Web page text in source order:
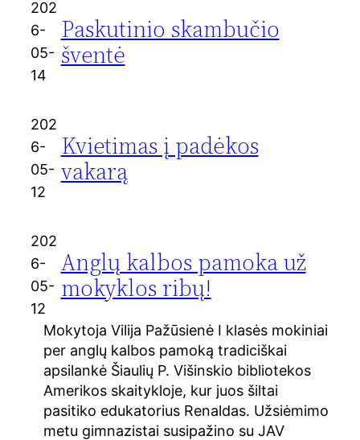
202
6-
05-
14
Paskutinio skambučio
šventė
202
6-
05-
12
Kvietimas į padėkos
vakarą
202
6-
05-
12
Anglų kalbos pamoka už
mokyklos ribų!
Mokytoja Vilija Pažūsienė I klasės mokiniai
per anglų kalbos pamoką tradiciškai
apsilankė Šiaulių P. Višinskio bibliotekos
Amerikos skaitykloje, kur juos šiltai
pasitiko edukatorius Renaldas. Užsiėmimo
metu gimnazistai susipažino su JAV